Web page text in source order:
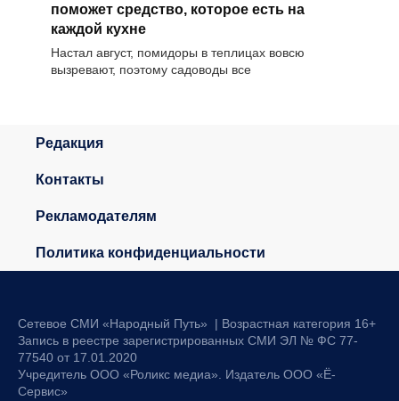
поможет средство, которое есть на
каждой кухне
Настал август, помидоры в теплицах вовсю
вызревают, поэтому садоводы все
Редакция
Контакты
Рекламодателям
Политика конфиденциальности
Сетевое СМИ «Народный Путь» | Возрастная категория 16+
Запись в реестре зарегистрированных СМИ ЭЛ № ФС 77-
77540 от 17.01.2020
Учредитель ООО «Роликс медиа». Издатель ООО «Ё-
Сервис»